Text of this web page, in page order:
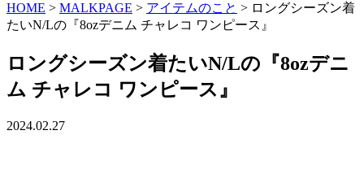
HOME > MALKPAGE > アイテムのこと > ロングシーズン着
たいN/Lの『8ozデニム チャレコ ワンピース』
ロングシーズン着たいN/Lの『8ozデニ
ム チャレコ ワンピース』
2024.02.27